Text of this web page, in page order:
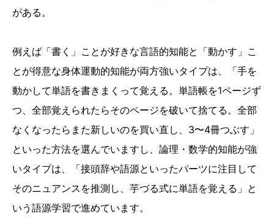
がある。
例えば「書く」ことが好きな言語的知能と「動かす」こ
とが得意な身体運動的知能が両方強いタイプは、「手を
動かして単語を書きまくって覚える。単語帳を1ページず
つ、全部覚えられたらそのページを破いて捨てる。全部
なくなったらまた新しいのを買い直し、3〜4冊つぶす」
といった方法を選んでいますし、論理・数学的知能が強
いタイプは、「接頭辞や語源といったパーツに注目して
そのニュアンスを推測し、芋づる式に単語を覚える」と
いう語源学習で進めています。